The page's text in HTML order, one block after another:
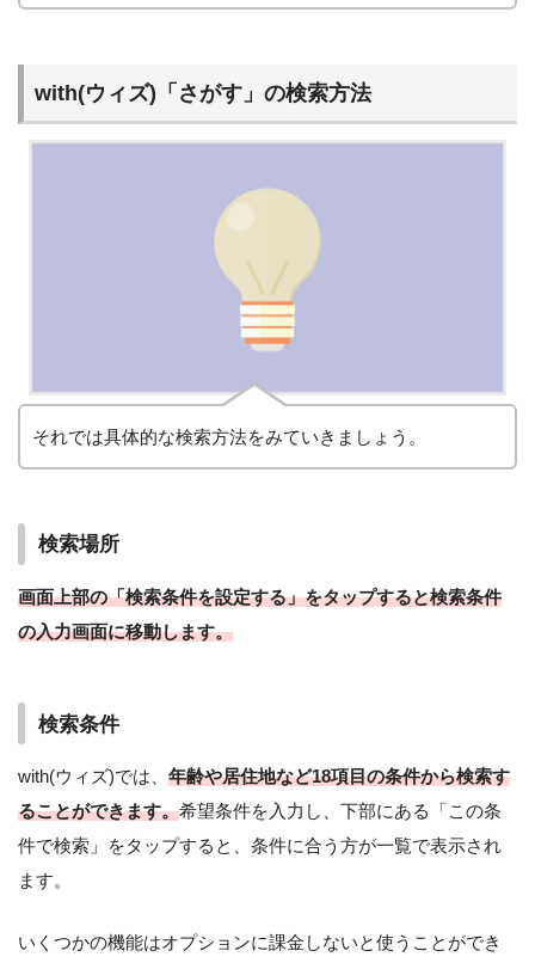
with(ウィズ)「さがす」の検索方法
それでは具体的な検索方法をみていきましょう。
検索場所
画面上部の「検索条件を設定する」をタップすると検索条件
の入力画面に移動します。
検索条件
with(ウィズ)では、 年齢や居住地など18項目の条件から検索す
ることができます。希望条件を入力し、下部にある「この条
件で検索」をタップすると、条件に合う方が一覧で表示され
ます。
いくつかの機能はオプションに課金しないと使うことができ